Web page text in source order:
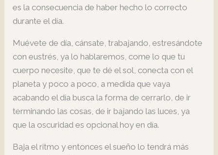
es la consecuencia de haber hecho lo correcto
durante el día.
Muévete de día, cánsate, trabajando, estresándote
con eustrés, ya lo hablaremos, come lo que tu
cuerpo necesite, que te dé el sol, conecta con el
planeta y poco a poco, a medida que vaya
acabando el día busca la forma de cerrarlo, de ir
terminando las cosas, de ir bajando las luces, ya
que la oscuridad es opcional hoy en día.
Baja el ritmo y entonces el sueño lo tendrá más